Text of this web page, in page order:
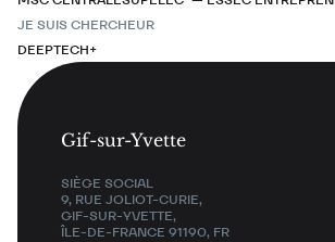
JE SUIS CHERCHEUR
DEEPTECH+
Gif-sur-Yvette
SIÈGE SOCIAL
9, RUE JOLIOT-CURIE,
GIF-SUR-YVETTE,
ÎLE-DE-FRANCE 91190, FR